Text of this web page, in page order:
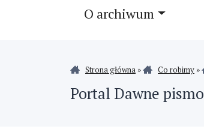
O archiwum
Strona główna » Co robimy »
Portal Dawne pismo